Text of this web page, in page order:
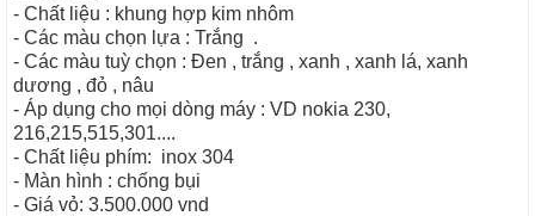
- Chất liệu : khung hợp kim nhôm
- Các màu chọn lựa : Trắng .
- Các màu tuỳ chọn : Đen , trắng , xanh , xanh lá, xanh
dương , đỏ , nâu
- Áp dụng cho mọi dòng máy : VD nokia 230,
216,215,515,301....
- Chất liệu phím: inox 304
- Màn hình : chống bụi
- Giá vỏ: 3.500.000 vnd